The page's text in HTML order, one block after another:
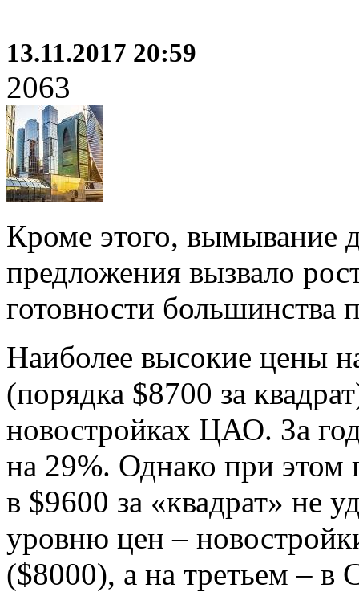
13.11.2017 20:59
2063
Кроме этого, вымывание
предложения вызвало
готовности большинства
Наиболее высокие цены
(порядка $8700 за
новостройках ЦАО. За
на 29%. Однако при этом
в $9600 за «квадрат» не
уровню цен –
($8000), а на третьем –